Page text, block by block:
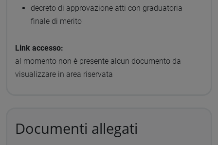
decreto di approvazione atti con graduatoria
finale di merito
Link accesso:
al momento non è presente alcun documento da
visualizzare in area riservata
Documenti allegati